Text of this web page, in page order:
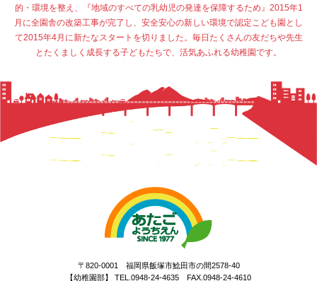
的・環境を整え、『地域のすべての乳幼児の発達を保障するため』2015年1
月に全園舎の改築工事が完了し、安全安心の新しい環境で認定こども園とし
て2015年4月に新たなスタートを切りました。毎日たくさんの友だちや先生
とたくましく成長する子どもたちで、活気あふれる幼稚園です。
〒820-0001 福岡県飯塚市鯰田市の間2578-40
【幼稚園部】 TEL.0948-24-4635 FAX.0948-24-4610